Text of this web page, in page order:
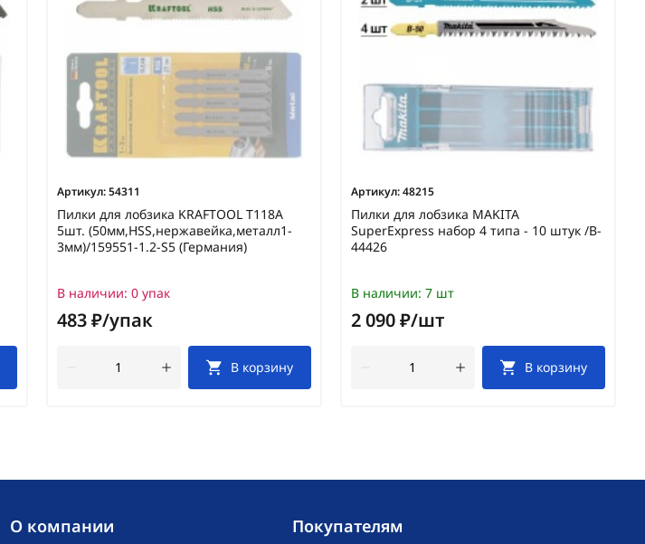
Артикул:54311
Пилки для лобзика KRAFTOOL Т118A
5шт. (50мм,HSS,нержавейка,металл1-
3мм)/159551-1.2-S5 (Германия)
В наличии: 0 упак
483 ₽/упак
В корзину
Артикул:48215
Пилки для лобзика MAKITA
SuperExpress набор 4 типа - 10 штук /B-
44426
В наличии: 7 шт
2 090 ₽/шт
В корзину
O компании Покупателям